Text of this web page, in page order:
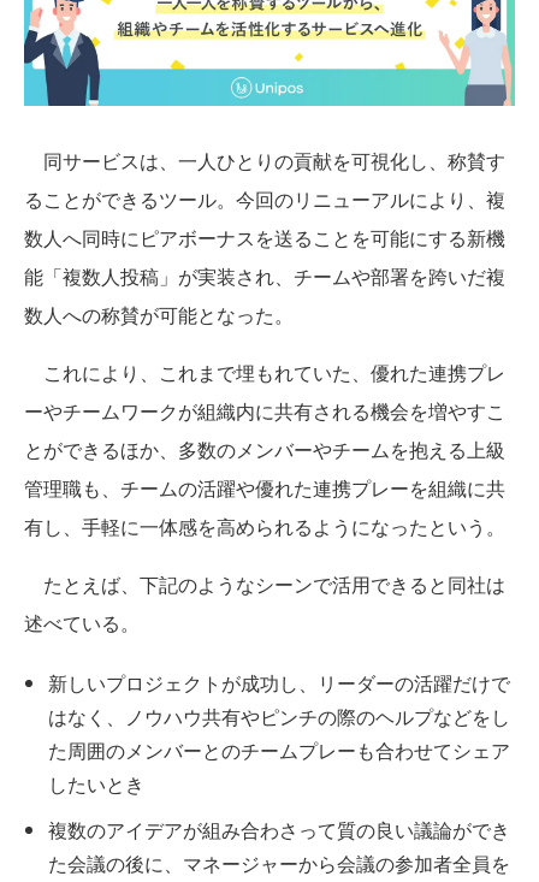
同サービスは、一人ひとりの貢献を可視化し、称賛す
ることができるツール。今回のリニューアルにより、複
数人へ同時にピアボーナスを送ることを可能にする新機
能「複数人投稿」が実装され、チームや部署を跨いだ複
数人への称賛が可能となった。
これにより、これまで埋もれていた、優れた連携プレ
ーやチームワークが組織内に共有される機会を増やすこ
とができるほか、多数のメンバーやチームを抱える上級
管理職も、チームの活躍や優れた連携プレーを組織に共
有し、手軽に一体感を高められるようになったという。
たとえば、下記のようなシーンで活用できると同社は
述べている。
新しいプロジェクトが成功し、リーダーの活躍だけで
はなく、ノウハウ共有やピンチの際のヘルプなどをし
た周囲のメンバーとのチームプレーも合わせてシェア
したいとき
複数のアイデアが組み合わさって質の良い議論ができ
た会議の後に、マネージャーから会議の参加者全員を